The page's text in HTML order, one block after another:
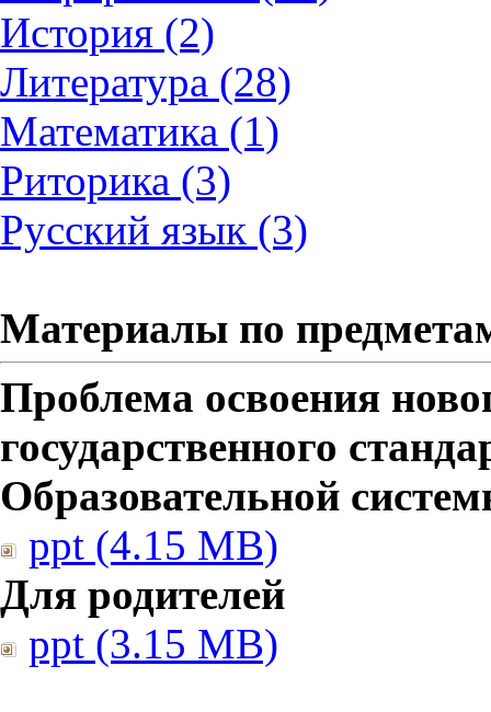
История (2)
Литература (28)
Математика (1)
Риторика (3)
Русский язык (3)
Материалы по
Проблема освоения
государственного
Образовательной
ppt (4.15 MB)
Для родителей
ppt (3.15 MB)